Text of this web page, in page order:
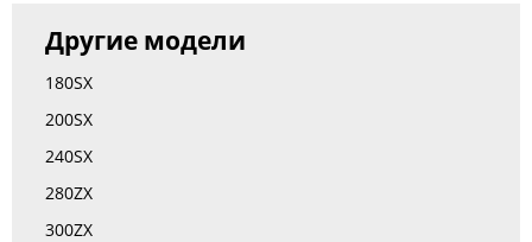
Другие модели
180SX
200SX
240SX
280ZX
300ZX